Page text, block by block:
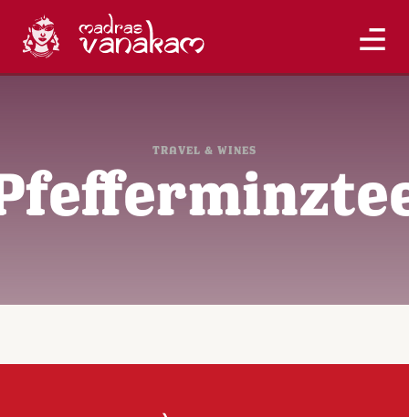
TRAVEL & WINES